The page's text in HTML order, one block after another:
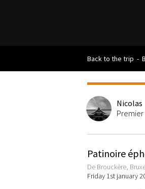
Back to the trip -
Nicolas
Patinoire
De Brouckère,
Friday 1st january